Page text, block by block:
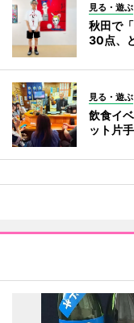
見る・遊ぶ
秋田で
30点、
見る・遊ぶ
飲食イ
ット片